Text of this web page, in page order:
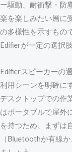
ー駆動、耐衝撃・防
楽を楽しみたい層に
の多様性を示すもの
Edifierが一定の選択
Edifierスピーカーの
利用シーンを明確に
デスクトップでの作
はポータブルで屋外
を持つため、まずは
（Bluetoothか有線